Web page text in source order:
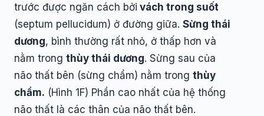
trước được ngăn cách bởi vách trong suốt
(septum pellucidum) ở đường giữa. Sừng thái
dương, bình thường rất nhỏ, ở thấp hơn và
nằm trong thùy thái dương. Sừng sau của
não thất bên (sừng chẩm) nằm trong thùy
chẩm. (Hình 1F) Phần cao nhất của hệ thống
não thất là các thân của não thất bên.